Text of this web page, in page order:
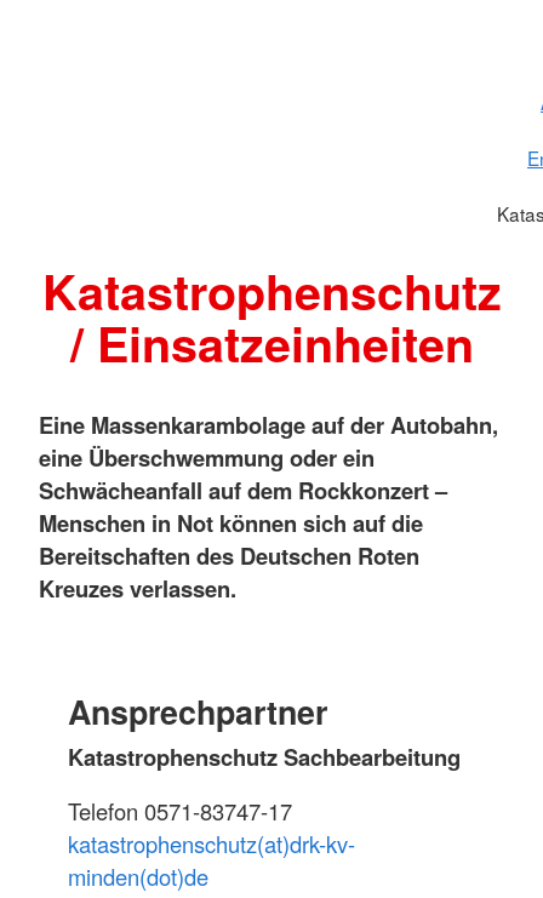
Katastrophenschutz
/ Einsatzeinheiten
Eine Massenkarambolage auf der Autobahn,
eine Überschwemmung oder ein
Schwächeanfall auf dem Rockkonzert –
Menschen in Not können sich auf die
Bereitschaften des Deutschen Roten
Kreuzes verlassen.
Ansprechpartner
Katastrophenschutz Sachbearbeitung
Telefon 0571-83747-17
katastrophenschutz(at)drk-kv-
minden(dot)de